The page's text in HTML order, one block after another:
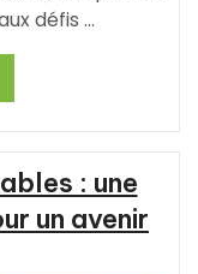
défis …
: une
un avenir